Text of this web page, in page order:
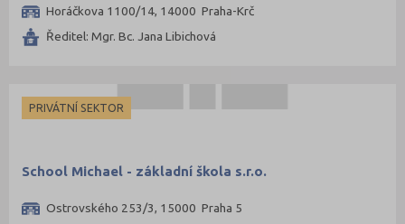
Horáčkova 1100/14, 14000 Praha-Krč
Ředitel: Mgr. Bc. Jana Libichová
PRIVÁTNÍ SEKTOR
School Michael - základní škola s.r.o.
Ostrovského 253/3, 15000 Praha 5